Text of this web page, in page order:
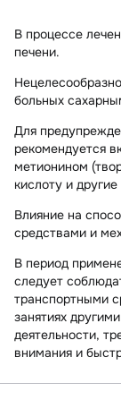
В процессе
печени.
больных
Для
рекомендуется
метионином
кислоту и
Влияние на
средствами и
В период
следует
транспортными
занятиях
деятельности,
внимания и